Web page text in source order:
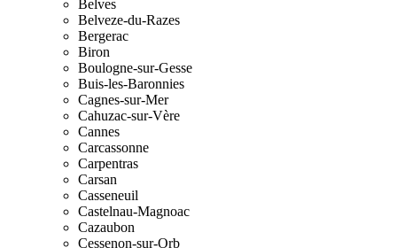
Belves
Belveze-du-Razes
Bergerac
Biron
Boulogne-sur-Gesse
Buis-les-Baronnies
Cagnes-sur-Mer
Cahuzac-sur-Vère
Cannes
Carcassonne
Carpentras
Carsan
Casseneuil
Castelnau-Magnoac
Cazaubon
Cessenon-sur-Orb